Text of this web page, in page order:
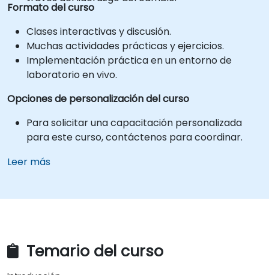
Formato del curso
Clases interactivas y discusión.
Muchas actividades prácticas y ejercicios.
Implementación práctica en un entorno de
laboratorio en vivo.
Opciones de personalización del curso
Para solicitar una capacitación personalizada
para este curso, contáctenos para coordinar.
Leer más
Temario del curso